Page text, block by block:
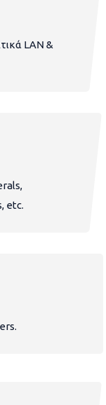
LAN &
etc.